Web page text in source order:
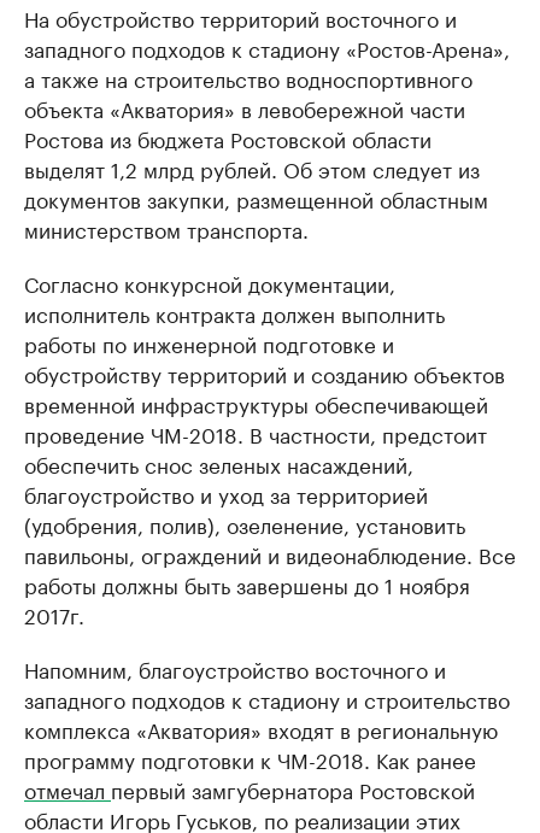
На обустройство территорий восточного и
западного подходов к стадиону «Ростов-Арена»,
а также на строительство водноспортивного
объекта «Акватория» в левобережной части
Ростова из бюджета Ростовской области
выделят 1,2 млрд рублей. Об этом следует из
документов закупки, размещенной областным
министерством транспорта.
Согласно конкурсной документации,
исполнитель контракта должен выполнить
работы по инженерной подготовке и
обустройству территорий и созданию объектов
временной инфраструктуры обеспечивающей
проведение ЧМ-2018. В частности, предстоит
обеспечить снос зеленых насаждений,
благоустройство и уход за территорией
(удобрения, полив), озеленение, установить
павильоны, ограждений и видеонаблюдение. Все
работы должны быть завершены до 1 ноября
2017г.
Напомним, благоустройство восточного и
западного подходов к стадиону и строительство
комплекса «Акватория» входят в региональную
программу подготовки к ЧМ-2018. Как ранее
отмечал первый замгубернатора Ростовской
области Игорь Гуськов, по реализации этих